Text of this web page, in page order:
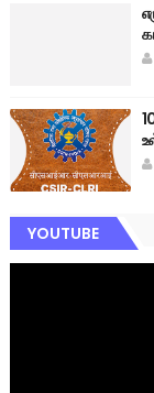
YOUTUBE